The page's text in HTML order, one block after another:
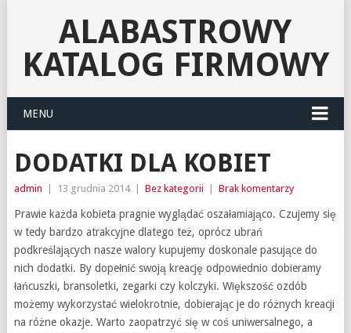
ALABASTROWY
KATALOG FIRMOWY
MENU
DODATKI DLA KOBIET
admin 13 grudnia 2014 Bez kategorii Brak komentarzy
Prawie każda kobieta pragnie wyglądać oszałamiająco. Czujemy się
w tedy bardzo atrakcyjne dlatego też, oprócz ubrań
podkreślających nasze walory kupujemy doskonale pasujące do
nich dodatki. By dopełnić swoją kreację odpowiednio dobieramy
łańcuszki, bransoletki, zegarki czy kolczyki. Większość ozdób
możemy wykorzystać wielokrotnie, dobierając je do różnych kreacji
na różne okazje. Warto zaopatrzyć się w coś uniwersalnego, a